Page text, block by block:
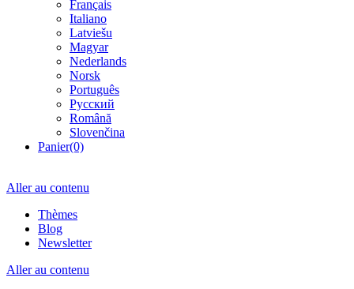
Français
Italiano
Latviešu
Magyar
Nederlands
Norsk
Português
Русский
Română
Slovenčina
Panier(0)
Aller au contenu
Thèmes
Blog
Newsletter
Aller au contenu